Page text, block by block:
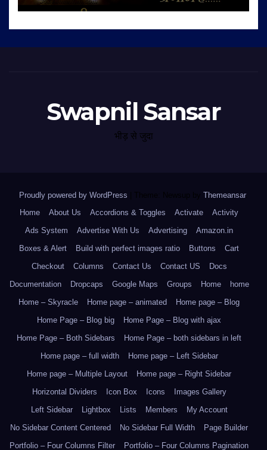
Swapnil Sansar
भीड़ से जुदा
Proudly powered by WordPress Theme: Newsup by Themeansar.
Home
About Us Accordions & Toggles Activate
Activity
Ads System
Advertise With Us Advertising
Amazon.in
Boxes & Alert
Build with perfect images ratio Buttons
Cart
Checkout
Columns Contact Us Contact US
Docs
Documentation
Dropcaps Google Maps Groups Home
home
Home – Skyracle
Home page – animated
Home page – Blog
Home Page – Blog big
Home Page – Blog with ajax
Home Page – Both Sidebars
Home Page – both sidebars in left
Home page – full width
Home page – Left Sidebar
Home page – Multiple Layout
Home page – Right Sidebar
Horizontal Dividers
Icon Box Icons
Images Gallery
Left Sidebar
Lightbox Lists Members
My Account
No Sidebar Content Centered
No Sidebar Full Width
Page Builder
Portfolio – Four Columns Filter
Portfolio – Four Columns Pagination